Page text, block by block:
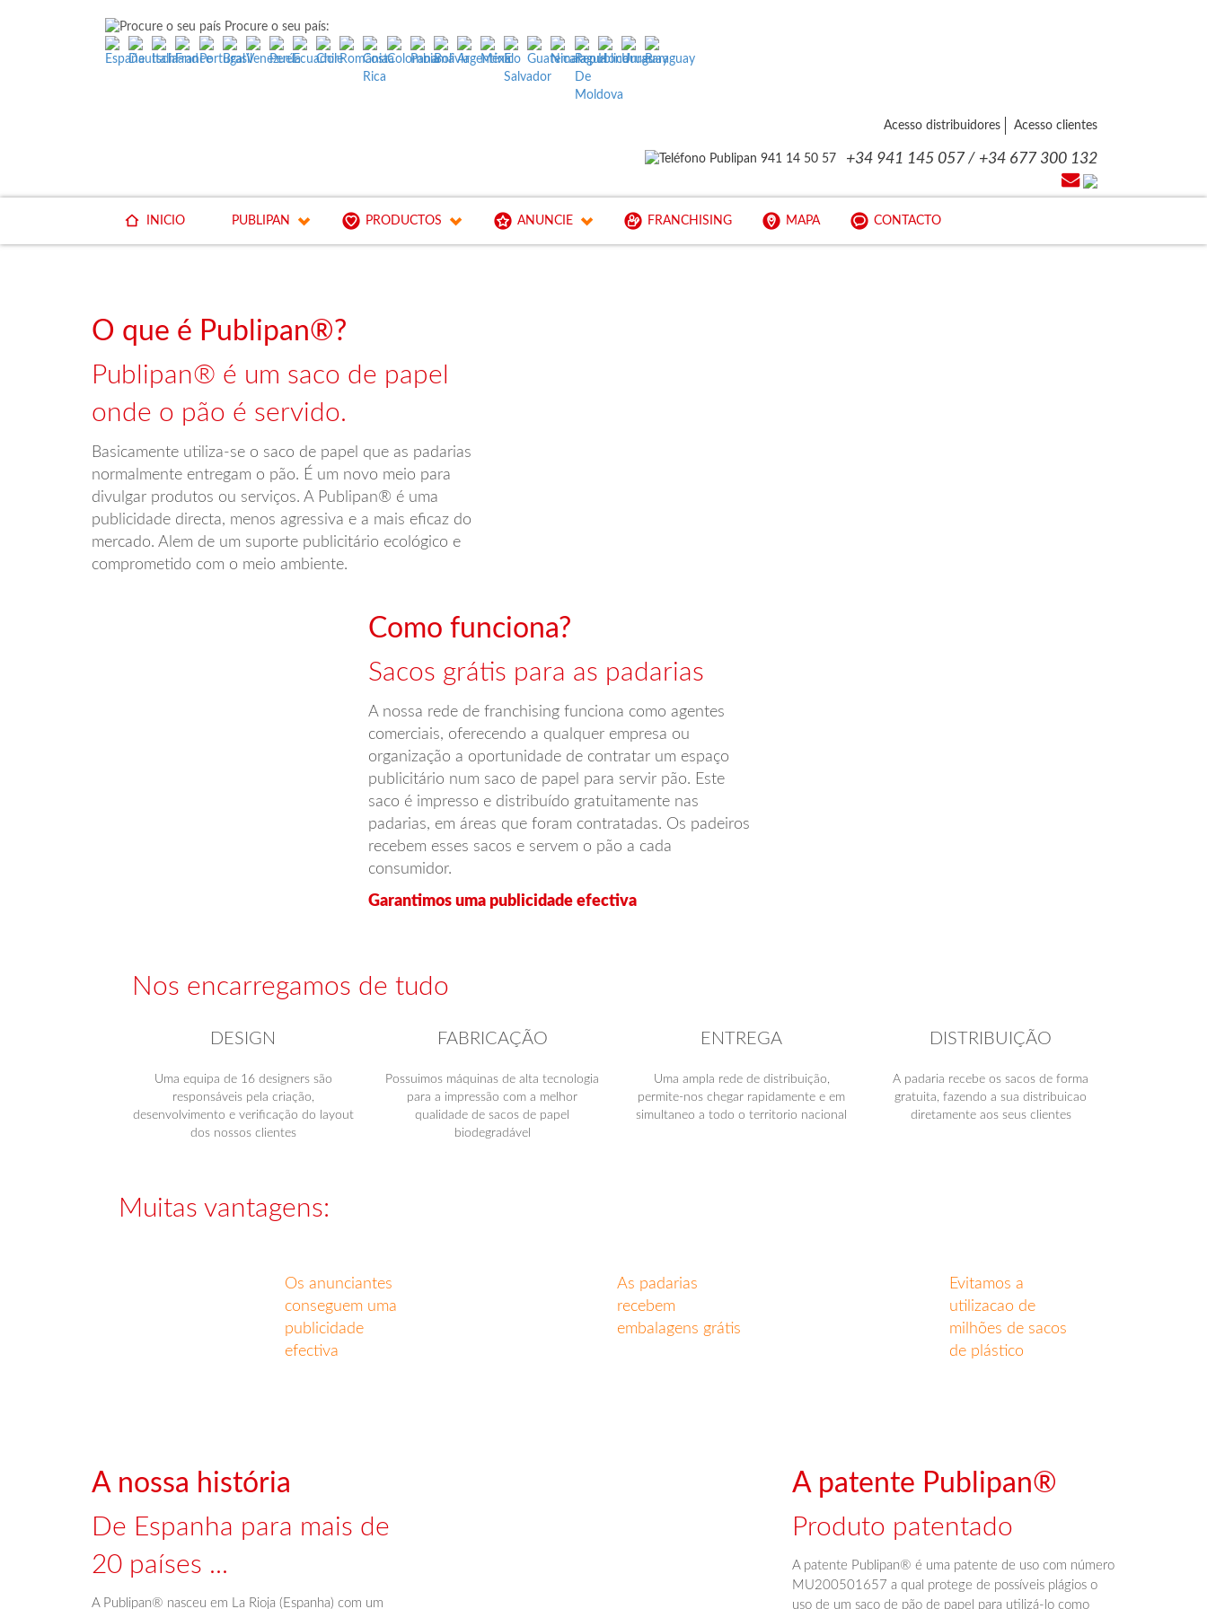
Procure o seu país:
Acesso distribuidores Acesso clientes
+34 941 145 057 / +34 677 300 132
INICIO PUBLIPAN PRODUCTOS ANUNCIE FRANCHISING MAPA CONTACTO
O que é Publipan®?
Publipan® é um saco de papel
onde o pão é servido.
Basicamente utiliza-se o saco de papel que as padarias
normalmente entregam o pão. É um novo meio para
divulgar produtos ou serviços. A Publipan® é uma
publicidade directa, menos agressiva e a mais eficaz do
mercado. Alem de um suporte publicitário ecológico e
comprometido com o meio ambiente.
Como funciona?
Sacos grátis para as padarias
A nossa rede de franchising funciona como agentes
comerciais, oferecendo a qualquer empresa ou
organização a oportunidade de contratar um espaço
publicitário num saco de papel para servir pão. Este
saco é impresso e distribuído gratuitamente nas
padarias, em áreas que foram contratadas. Os padeiros
recebem esses sacos e servem o pão a cada
consumidor.
Garantimos uma publicidade efectiva
Nos encarregamos de tudo
DESIGN
Uma equipa de 16 designers são
responsáveis pela criação,
desenvolvimento e verificação do layout
dos nossos clientes
FABRICAÇÃO
Possuimos máquinas de alta tecnologia
para a impressão com a melhor
qualidade de sacos de papel
biodegradável
ENTREGA
Uma ampla rede de distribuição,
permite-nos chegar rapidamente e em
simultaneo a todo o territorio nacional
DISTRIBUIÇÃO
A padaria recebe os sacos de forma
gratuita, fazendo a sua distribuicao
diretamente aos seus clientes
Muitas vantagens:
Os anunciantes
conseguem uma
publicidade
efectiva
As padarias
recebem
embalagens grátis
Evitamos a
utilizacao de
milhões de sacos
de plástico
A nossa história
De Espanha para mais de
20 países ...
A Publipan® nasceu em La Rioja (Espanha) com um
A patente Publipan®
Produto patentado
A patente Publipan® é uma patente de uso com número
MU200501657 a qual protege de possíveis plágios o
uso de um saco de pão de papel para utilizá-lo como